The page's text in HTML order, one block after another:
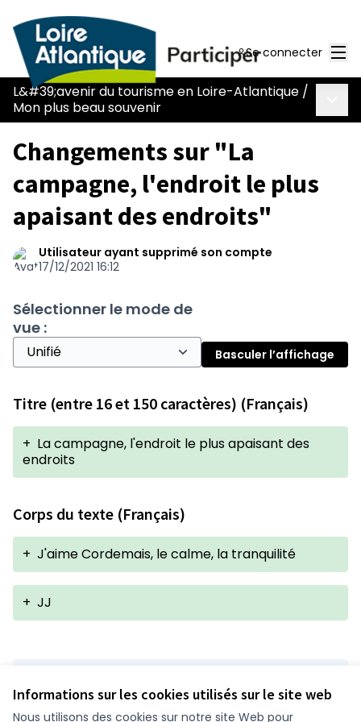
Informations sur les cookies utilisés sur le site web
Nous utilisons des cookies sur notre site Web pour
Se connecter
L&#39;avenir du tourisme en Loire-Atlantique /
Mon plus beau souvenir
Changements sur "La
campagne, l'endroit le plus
apaisant des endroits"
Utilisateur ayant supprimé son compte
17/12/2021 16:12
Sélectionner le mode de
vue :
Basculer l’affichage
Titre (entre 16 et 150 caractères) (Français)
+ La campagne, l'endroit le plus apaisant des
endroits
Corps du texte (Français)
+ J'aime Cordemais, le calme, la tranquilité
+ JJ